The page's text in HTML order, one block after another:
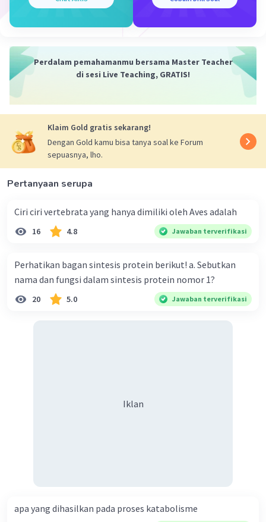
DD: Anak tidak memiliki diabetes
: Anak tidak memiliki diabetes,
tetapi merupakan pembawa (bisa
dd: Anak menderita diabetes melitus
(karena mewarisi alel resesif dari
kedua orang tua).
Peluang:
adalah1/4atau25%.
Peluang genotip Dd (pembawa)adalah
2/4atau
atau25%.
Kesimpulan:
Peluang anak yang menderita diabetes melitus
Perdalam pemahamanmu bersama Master Teacher
di sesi Live Teaching, GRATIS!
Klaim Gold gratis sekarang!
Dengan Gold kamu bisa tanya soal ke Forum
sepuasnya, lho.
Pertanyaan serupa
Ciri ciri vertebrata yang hanya dimiliki oleh Aves adalah
16 4.8 Jawaban terverifikasi
Perhatikan bagan sintesis protein berikut! a. Sebutkan
nama dan fungsi dalam sintesis protein nomor 1?
20 5.0 Jawaban terverifikasi
Iklan
apa yang dihasilkan pada proses katabolisme